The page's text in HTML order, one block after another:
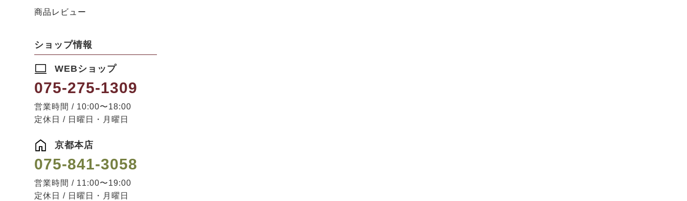
商品レビュー
ショップ情報
WEBショップ
075-275-1309
営業時間 / 10:00〜18:00
定休日 / 日曜日・月曜日
京都本店
075-841-3058
営業時間 / 11:00〜19:00
定休日 / 日曜日・月曜日